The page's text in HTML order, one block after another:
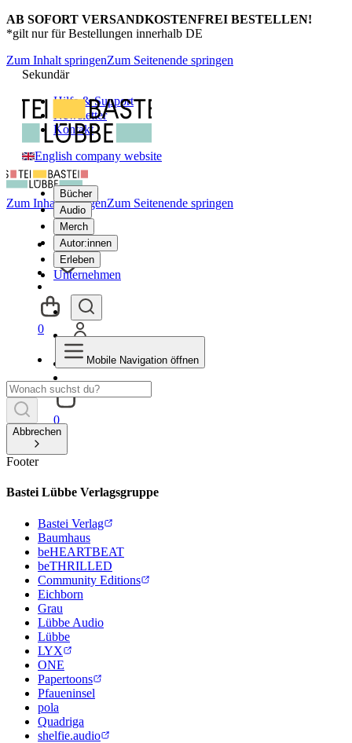
AB SOFORT VERSANDKOSTENFREI BESTELLEN!
*gilt nur für Bestellungen innerhalb DE
Zum Inhalt springenZum Seitenende springen
Sekundär
Hilfe & Support
Newsletter
Kontakt
English company website
Bücher
Audio
Merch
Autor:innen
Erleben
Unternehmen
0
Zum Inhalt springenZum Seitenende springen
0
Mobile Navigation öffnen
Abbrechen
Footer
Bastei Lübbe Verlagsgruppe
Bastei Verlag
Baumhaus
beHEARTBEAT
beTHRILLED
Community Editions
Eichborn
Grau
Lübbe Audio
Lübbe
LYX
ONE
Papertoons
Pfaueninsel
pola
Quadriga
shelfie.audio